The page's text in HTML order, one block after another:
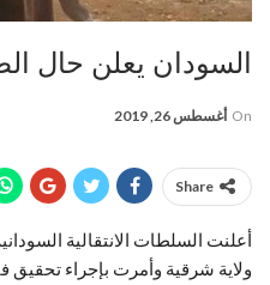
السودان يعلن حال
On أغسطس 26, 2019
Share
أعلنت السلطات الانتقالية
ولاية شرقية وأمرت بإجراء